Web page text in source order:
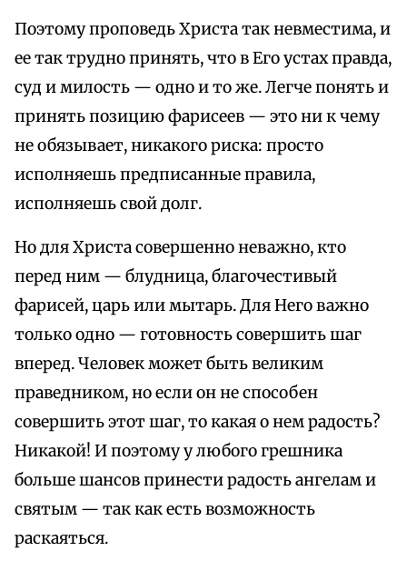
Поэтому проповедь Христа так невместима, и
ее так трудно принять, что в Его устах правда,
суд и милость — одно и то же. Легче понять и
принять позицию фарисеев — это ни к чему
не обязывает, никакого риска: просто
исполняешь предписанные правила,
исполняешь свой долг.
Но для Христа совершенно неважно, кто
перед ним — блудница, благочестивый
фарисей, царь или мытарь. Для Него важно
только одно — готовность совершить шаг
вперед. Человек может быть великим
праведником, но если он не способен
совершить этот шаг, то какая о нем радость?
Никакой! И поэтому у любого грешника
больше шансов принести радость ангелам и
святым — так как есть возможность
раскаяться.